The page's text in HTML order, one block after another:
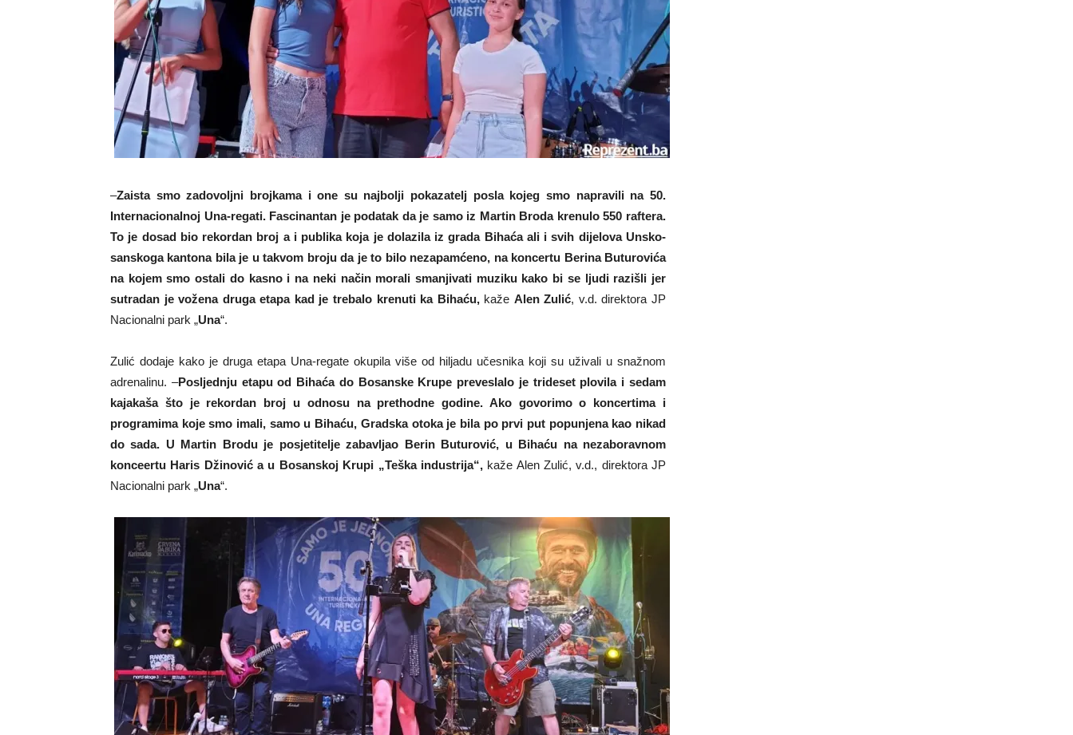
–Zaista smo zadovoljni brojkama i one su najbolji pokazatelj posla kojeg smo napravili na 50.
Internacionalnoj Una-regati. Fascinantan je podatak da je samo iz Martin Broda krenulo 550 raftera.
To je dosad bio rekordan broj a i publika koja je dolazila iz grada Bihaća ali i svih dijelova Unsko-
sanskoga kantona bila je u takvom broju da je to bilo nezapamćeno, na koncertu Berina Buturovića
na kojem smo ostali do kasno i na neki način morali smanjivati muziku kako bi se ljudi razišli jer
sutradan je vožena druga etapa kad je trebalo krenuti ka Bihaću, kaže Alen Zulić, v.d. direktora JP
Nacionalni park „Una“.
Zulić dodaje kako je druga etapa Una-regate okupila više od hiljadu učesnika koji su uživali u snažnom
adrenalinu. –Posljednju etapu od Bihaća do Bosanske Krupe preveslalo je trideset plovila i sedam
kajakaša što je rekordan broj u odnosu na prethodne godine. Ako govorimo o koncertima i
programima koje smo imali, samo u Bihaću, Gradska otoka je bila po prvi put popunjena kao nikad
do sada. U Martin Brodu je posjetitelje zabavljao Berin Buturović, u Bihaću na nezaboravnom
konceertu Haris Džinović a u Bosanskoj Krupi „Teška industrija“, kaže Alen Zulić, v.d., direktora JP
Nacionalni park „Una“.